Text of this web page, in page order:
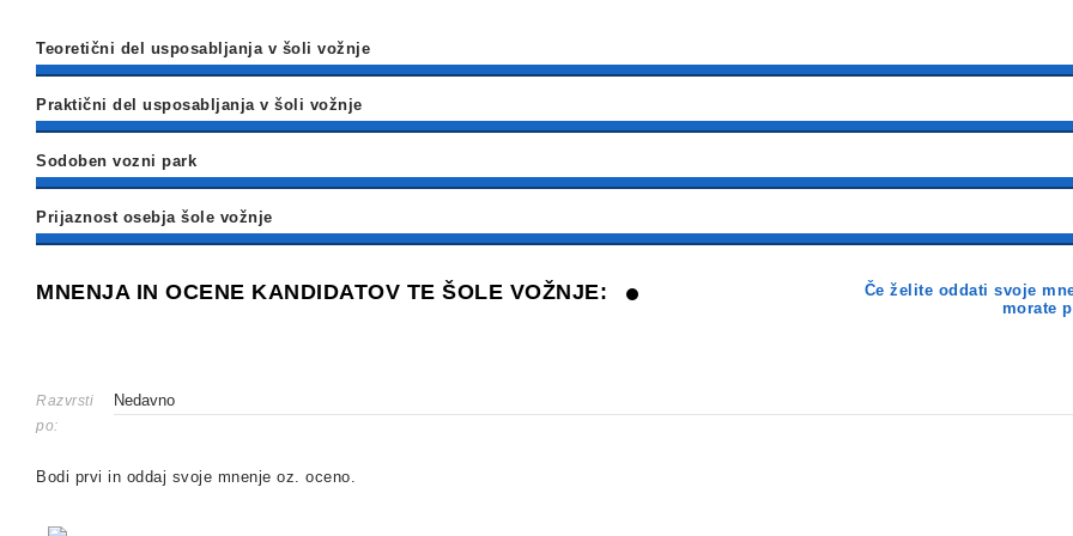
Teoretični del usposabljanja v šoli vožnje
Praktični del usposabljanja v šoli vožnje
Sodoben vozni park
Prijaznost osebja šole vožnje
MNENJA IN OCENE KANDIDATOV TE ŠOLE VOŽNJE:
Če želite oddati svoje
morate
Razvrsti
po:
Bodi prvi in oddaj svoje mnenje oz. oceno.